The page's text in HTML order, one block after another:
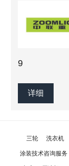
9
详细
三轮 洗衣机
涂装技术咨询服务